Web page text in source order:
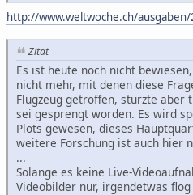
http://www.weltwoche.ch/
Zitat
Es ist heute noch nicht
nicht mehr, mit denen diese
Flugzeug getroffen, stürzte aber
sei gesprengt worden. Es wird
Plots gewesen, dieses
weitere Forschung ist auch hier
...
Solange es keine Live-
Videobilder nur, irgendetwas flog